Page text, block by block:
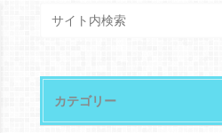
カテゴリー